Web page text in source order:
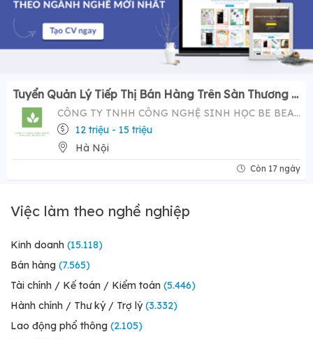
Tuyển Quản Lý Tiếp Thị Bán Hàng Trên Sàn Thương Mại Điện Tử ( Tiktok Shop)- Mức Lương Hấp Dẫn 12-20 Triệu
CÔNG TY TNHH CÔNG NGHỆ SINH HỌC BE BEAUTY
12 triệu - 15 triệu
Hà Nội
Còn 17 ngày
Việc làm theo nghề nghiệp
Kinh doanh (15.118)
Bán hàng (7.565)
Tài chính / Kế toán / Kiểm toán (5.446)
Hành chính / Thư ký / Trợ lý (3.332)
Lao động phổ thông (2.105)